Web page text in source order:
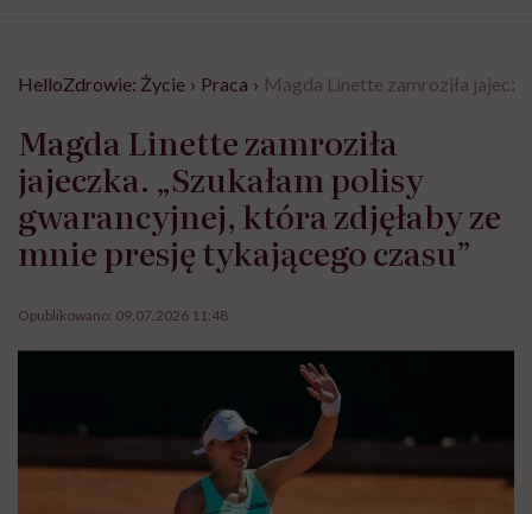
HelloZdrowie: Życie › Praca › Magda Linette zamroziła
Magda Linette zamroziła
jajeczka. „Szukałam polisy
gwarancyjnej, która zdjęłaby ze
mnie presję tykającego czasu”
Opublikowano: 09.07.2026 11:48